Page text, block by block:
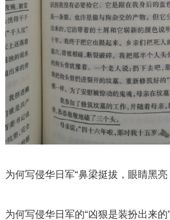
为何写侵华日军“鼻梁挺拔，眼睛黑亮
为何写侵华日军的“凶狠是装扮出来的